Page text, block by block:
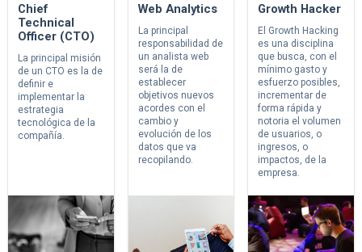
Chief
Technical
Officer (CTO)
La principal misión
de un CTO es la de
definir e
implementar la
estrategia
tecnológica de la
compañía.
Web Analytics
La principal
responsabilidad de
un analista web
será la de
establecer
objetivos nuevos
acordes con el
cambio y
evolución de los
datos que va
recopilando.
Growth Hacker
El Growth Hacking
es una disciplina
que busca, con el
mínimo gasto y
esfuerzo posibles,
incrementar de
forma rápida y
notoria el volumen
de usuarios, o
ingresos, o
impactos, de la
empresa.